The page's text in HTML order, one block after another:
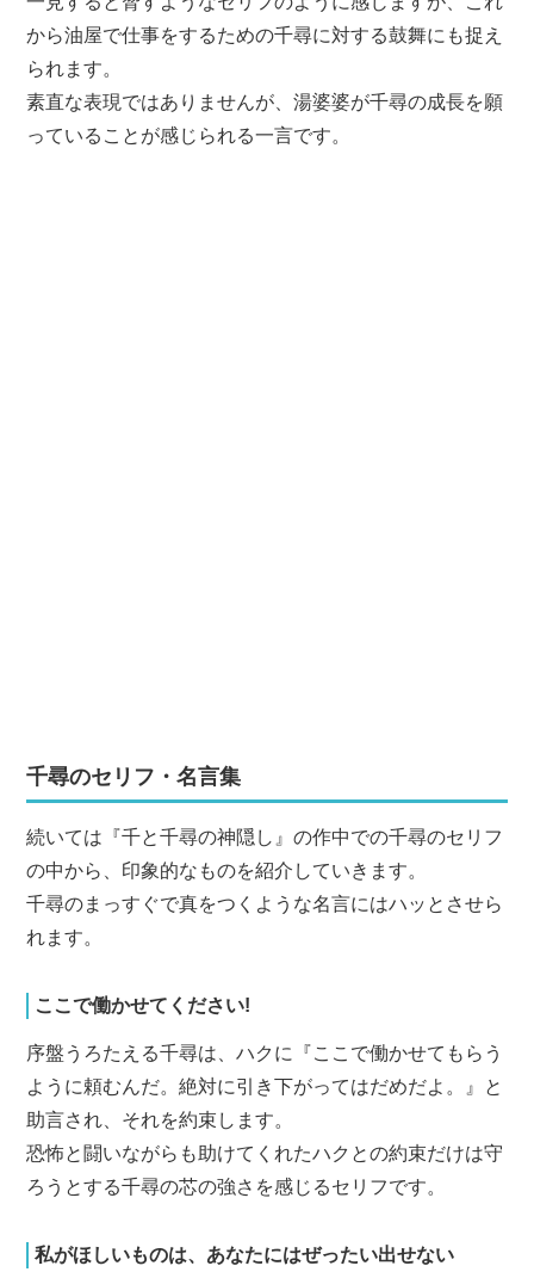
から油屋で仕事をするための千尋に対する鼓舞にも捉え
られます。
素直な表現ではありませんが、湯婆婆が千尋の成長を願
っていることが感じられる一言です。
千尋のセリフ・名言集
続いては『千と千尋の神隠し』の作中での千尋のセリフ
の中から、印象的なものを紹介していきます。
千尋のまっすぐで真をつくような名言にはハッとさせら
れます。
ここで働かせてください!
序盤うろたえる千尋は、ハクに『ここで働かせてもらう
ように頼むんだ。絶対に引き下がってはだめだよ。』と
助言され、それを約束します。
恐怖と闘いながらも助けてくれたハクとの約束だけは守
ろうとする千尋の芯の強さを感じるセリフです。
私がほしいものは、あなたにはぜったい出せない